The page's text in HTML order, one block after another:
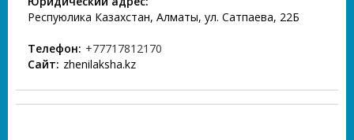
Респуюлика Казахстан, Алматы, ул. Сатпаева, 22Б
Телефон: +77717812170
Сайт: zhenilaksha.kz